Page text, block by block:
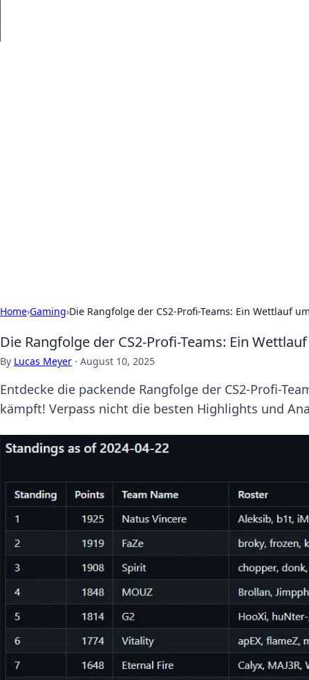
Home›Gaming›Die Rangfolge der CS2-Profi-Teams: Ein Wettlauf
Die Rangfolge der CS2-Profi-Teams: Ein
By Lucas Meyer · August 10, 2025
Entdecke die packende Rangfolge der CS2-Profi-
kämpft! Verpass nicht die besten Highlights und